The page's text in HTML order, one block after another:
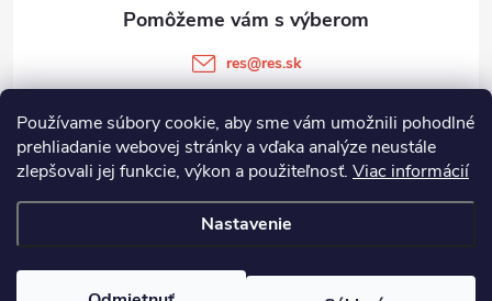
Používame súbory cookie, aby sme vám umožnili pohodlné
prehliadanie webovej stránky a vďaka analýze neustále
zlepšovali jej funkcie, výkon a použiteľnosť. Viac informácií
Nastavenie
i
e
Informácie pre vás
res@res.sk
. Všetky práva vyhradené.